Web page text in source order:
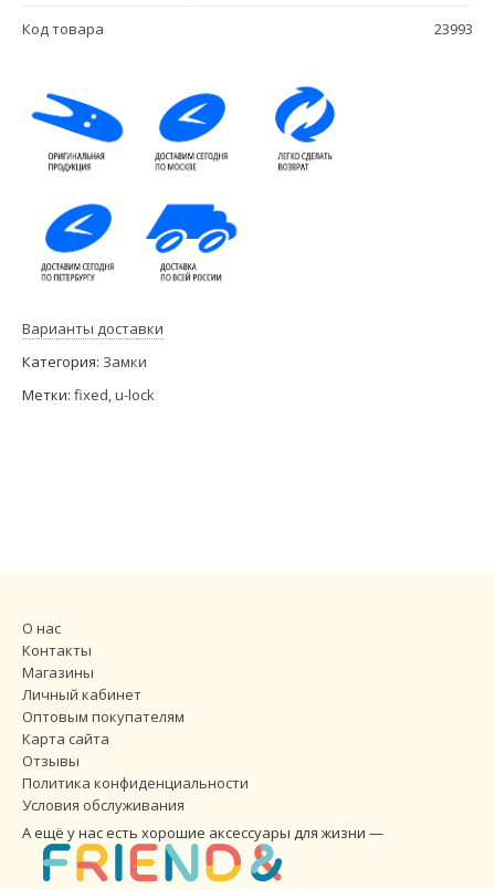
Код товара 23993
Варианты доставки
Категория: Замки
Метки: fixed,u-lock
О нас
Контакты
Магазины
Личный кабинет
Оптовым покупателям
Карта сайта
Отзывы
Политика конфиденциальности
Условия обслуживания
А ещё у нас есть хорошие аксессуары для жизни —